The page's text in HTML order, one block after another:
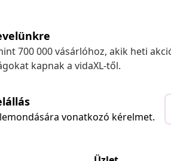
700 000 vásárlóhoz, akik heti
kapnak a vidaXL-től.
vonatkozó kérelmet.